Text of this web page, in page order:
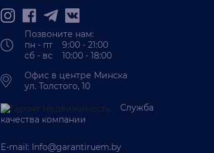
Позвоните нам:
пн - пт 9:00 - 21:00
сб - вс 10:00 - 18:00
Офис в центре Минска
ул. Толстого, 10
Служба
качества компании
E-mail: Info@garantiruem.by